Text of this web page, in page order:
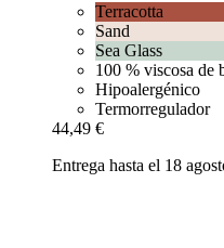
Terracotta
Sand
Sea Glass
100 % viscosa de
Hipoalergénico
Termorregulador
44,49 €
Entrega hasta el 18